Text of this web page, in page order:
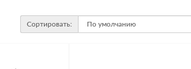
Сортировать: